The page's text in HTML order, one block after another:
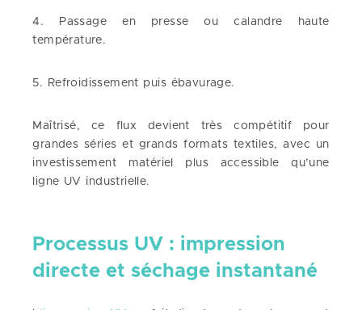
4. Passage en presse ou calandre haute
température.
5. Refroidissement puis ébavurage.
Maîtrisé, ce flux devient très compétitif pour
grandes séries et grands formats textiles, avec un
investissement matériel plus accessible qu’une
ligne UV industrielle.
Processus UV : impression
directe et séchage instantané